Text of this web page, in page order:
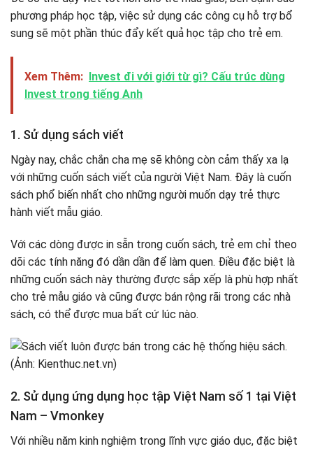
phương pháp học tập, việc sử dụng các công cụ hỗ trợ bổ
sung sẽ một phần thúc đẩy kết quả học tập cho trẻ em.
Xem Thêm: Invest đi với giới từ gì? Cấu trúc dùng
Invest trong tiếng Anh
1. Sử dụng sách viết
Ngày nay, chắc chắn cha mẹ sẽ không còn cảm thấy xa lạ
với những cuốn sách viết của người Việt Nam. Đây là cuốn
sách phổ biến nhất cho những người muốn dạy trẻ thực
hành viết mẫu giáo.
Với các dòng được in sẵn trong cuốn sách, trẻ em chỉ theo
dõi các tính năng đó dần dần để làm quen. Điều đặc biệt là
những cuốn sách này thường được sắp xếp là phù hợp nhất
cho trẻ mẫu giáo và cũng được bán rộng rãi trong các nhà
sách, có thể được mua bất cứ lúc nào.
2. Sử dụng ứng dụng học tập Việt Nam số 1 tại Việt
Nam – Vmonkey
Với nhiều năm kinh nghiệm trong lĩnh vực giáo dục, đặc biệt